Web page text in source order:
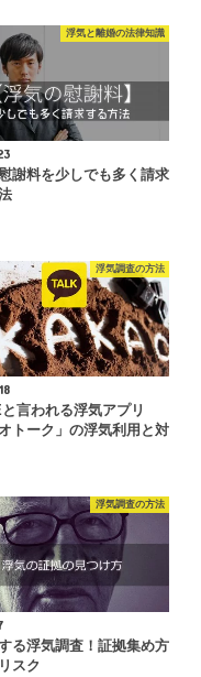
浮気と離婚の法律知識
謝料を少しでも多く請求
浮気調査の方法
言われる浮気アプリ
オトーク」の浮気利用と対
浮気調査の方法
る浮気調査！証拠集め方
スク